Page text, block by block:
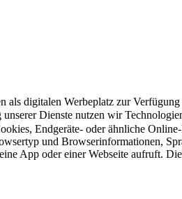
digitalen Werbeplatz zur
Dienste nutzen wir
Endgeräte- oder ähnliche
und Browserinformationen,
App oder einer Webseite aufruft.